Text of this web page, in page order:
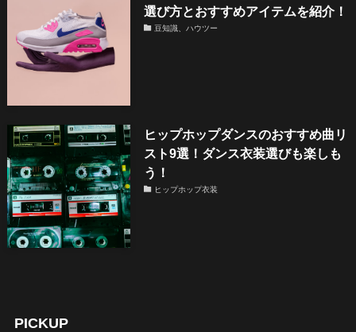
選び方とおすすめアイテムを紹介！
豆知識、ハウツー
ヒップホップダンスのおすすめ曲リ
スト9選！ダンス衣装選びも楽しも
う！
ヒップホップ衣装
PICKUP